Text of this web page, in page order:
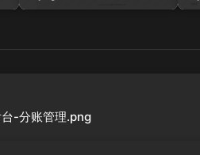
-分账管理.png